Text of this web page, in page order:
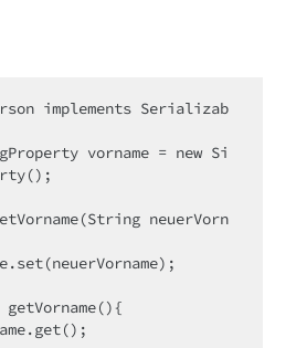
implements Serializab